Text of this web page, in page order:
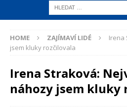
HOME ZAJÍMAVÍ LIDÉ
Irena
jsem kluky rozčilovala
Irena Straková:
náhozy jsem kluky